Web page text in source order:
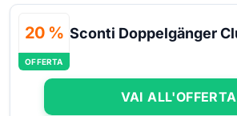
20 %
OFFERTA
Sconti Doppelgänger
VAI ALL'OFFERTA